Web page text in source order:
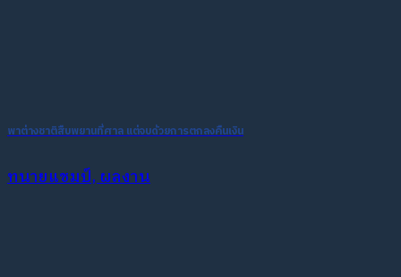
พาต่างชาติสืบพยานที่ศาล แต่จบด้วยการตกลงคืนเงิน
ทนายแชมป์, ผลงาน